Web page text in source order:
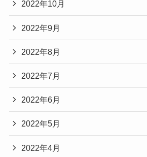
2022年10月
2022年9月
2022年8月
2022年7月
2022年6月
2022年5月
2022年4月